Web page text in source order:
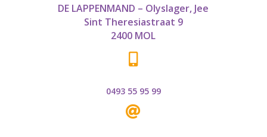
DE LAPPENMAND – Olyslager, Jee
Sint Theresiastraat 9
2400 MOL

0493 55 95 99
